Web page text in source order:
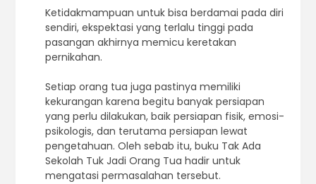
Ketidakmampuan untuk bisa berdamai pada diri
sendiri, ekspektasi yang terlalu tinggi pada
pasangan akhirnya memicu keretakan
pernikahan.
Setiap orang tua juga pastinya memiliki
kekurangan karena begitu banyak persiapan
yang perlu dilakukan, baik persiapan fisik, emosi-
psikologis, dan terutama persiapan lewat
pengetahuan. Oleh sebab itu, buku Tak Ada
Sekolah Tuk Jadi Orang Tua hadir untuk
mengatasi permasalahan tersebut.